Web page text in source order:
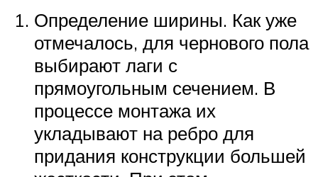
Определение ширины. Как уже
отмечалось, для чернового пола
выбирают лаги с
прямоугольным сечением. В
процессе монтажа их
укладывают на ребро для
придания конструкции большей